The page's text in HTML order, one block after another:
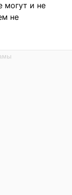
могут и не
не